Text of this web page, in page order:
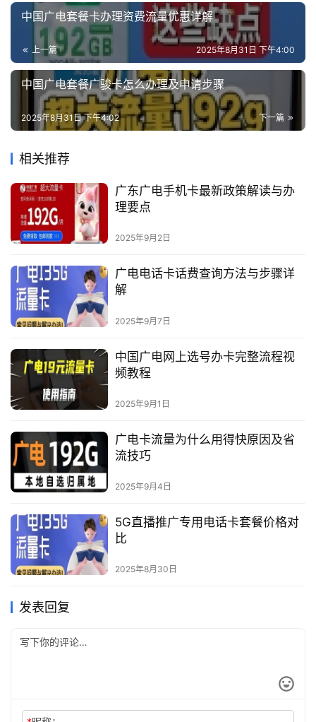
中国广电套餐卡办理资费流量优惠详解
上一篇 2025年8月31日 下午4:00
中国广电套餐广骏卡怎么办理及申请步骤
下一篇
2025年8月31日 下午4:02
相关推荐
广东广电手机卡最新政策解读与办
理要点
2025年9月2日
广电电话卡话费查询方法与步骤详
解
2025年9月7日
中国广电网上选号办卡完整流程视
频教程
2025年9月1日
广电卡流量为什么用得快原因及省
流技巧
2025年9月4日
5G直播推广专用电话卡套餐价格对
比
2025年8月30日
发表回复